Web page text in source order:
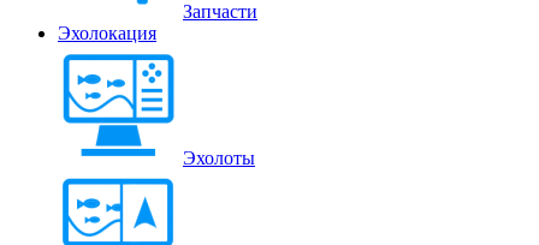
Запчасти
Эхолокация
Эхолоты